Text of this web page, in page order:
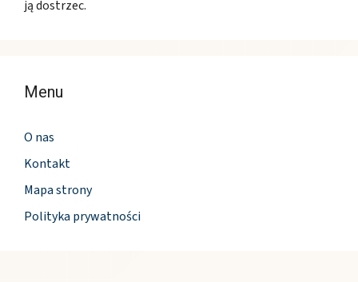
ją dostrzec.
Menu
O nas
Kontakt
Mapa strony
Polityka prywatności